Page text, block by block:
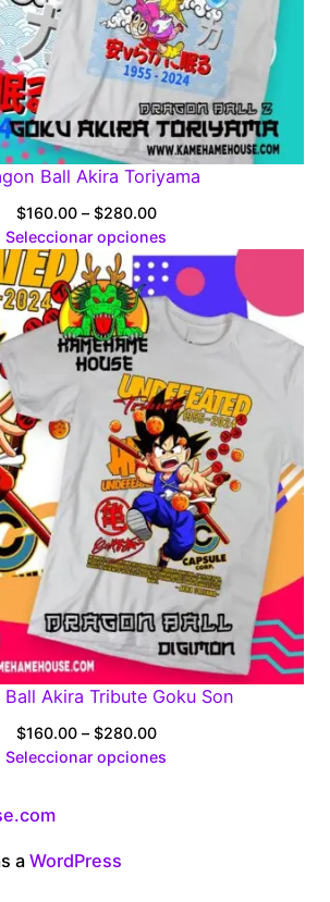
Ball Akira Toriyama
$160.00 – $280.00Price
range:
$160.00
through
$280.00
Seleccionar opciones
Akira Tribute Goku Son
$160.00 – $280.00Price
range:
Seleccionar opciones
a WordPress